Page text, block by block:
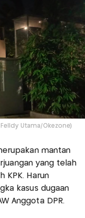
Utama/Okezone)
mantan
yang telah
KPK. Harun
kasus dugaan
Anggota DPR.